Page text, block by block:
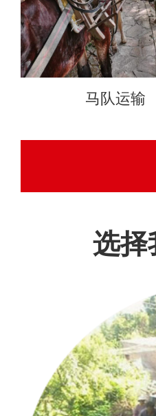
马队运输
选择